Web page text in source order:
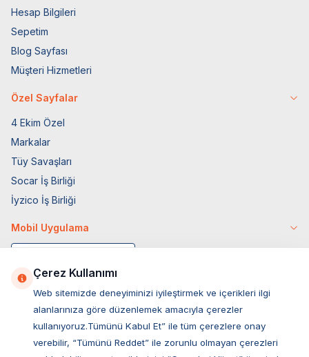
Hesap Bilgileri
Sepetim
Blog Sayfası
Müşteri Hizmetleri
Özel Sayfalar
4 Ekim Özel
Markalar
Tüy Savaşları
Socar İş Birliği
İyzico İş Birliği
Mobil Uygulama
Çerez Kullanımı
Web sitemizde deneyiminizi iyileştirmek ve içerikleri ilgi
alanlarınıza göre düzenlemek amacıyla çerezler
kullanıyoruz.Tümünü Kabul Et” ile tüm çerezlere onay
verebilir, “Tümünü Reddet” ile zorunlu olmayan çerezleri